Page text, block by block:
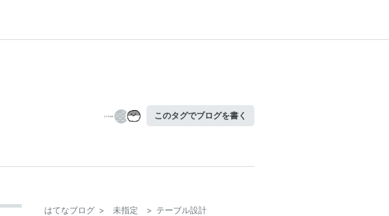
このタグでブログを書く
はてなブログ > 未指定 > テーブル設計